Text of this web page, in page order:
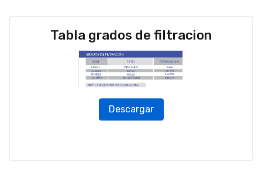
Tabla grados de filtracion
Descargar